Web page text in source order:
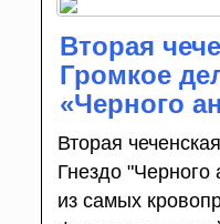
Вторая
Громкое
«Черного
Вторая
Гнездо "Черного
из самых